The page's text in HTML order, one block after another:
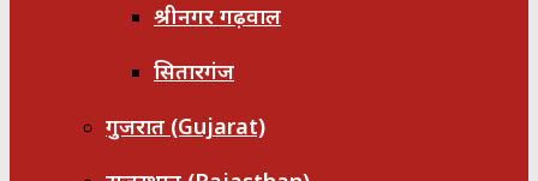
श्रीनगर गढ़वाल
सितारगंज
गुजरात (Gujarat)